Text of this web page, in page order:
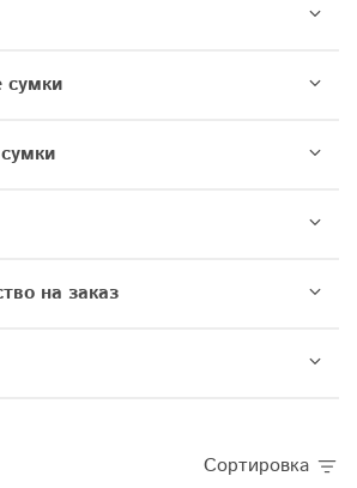
на заказ
Сортировка